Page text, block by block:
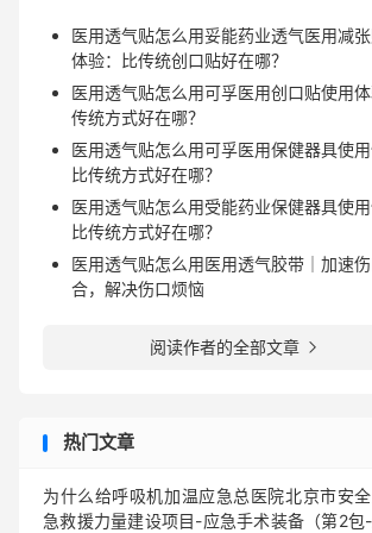
医用透气贴怎么用妥能药业透气医用减
体验：比传统创口贴好在哪？
医用透气贴怎么用可孚医用创口贴使用
传统方式好在哪？
医用透气贴怎么用可孚医用保健器具使用
比传统方式好在哪？
医用透气贴怎么用受能药业保健器具使用
比传统方式好在哪？
医用透气贴怎么用医用透气胶带｜加速
合，解决伤口烦恼
阅读作者的全部文章 
热门文章
为什么给呼吸机加温应急总医院北京市安
急救援力量建设项目-应急手术装备（第2包